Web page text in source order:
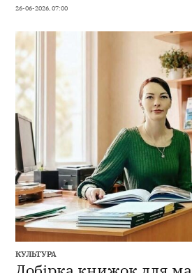
26-06-2026, 07:00
КУЛЬТУРА